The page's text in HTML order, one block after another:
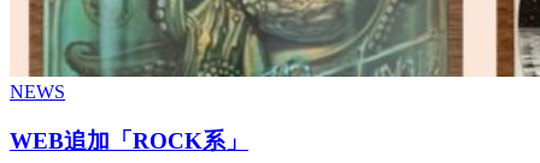
NEWS
WEB追加「ROCK系」